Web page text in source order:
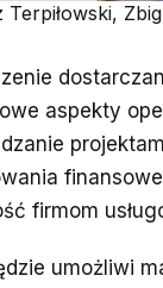
Terpiłowski,
aspekty
firmom
umożliwi